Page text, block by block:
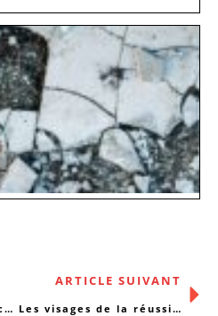
Conseil consultatif section Services ambulatoires – Appel à candidature
ARTICLE SUIVANT
Les visages de la réussite : parole aux étudiant.es